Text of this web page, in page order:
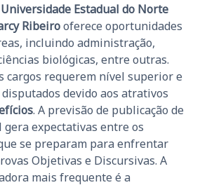
Estadual do Norte
Ribeirooferece oportunidades
incluindo administração,
biológicas, entre outras.
cargos requerem nível superior e
devido aos atrativos
. A previsão de publicação de
gera expectativas entre os
se preparam para enfrentar
Objetivas e Discursivas. A
mais frequente é a